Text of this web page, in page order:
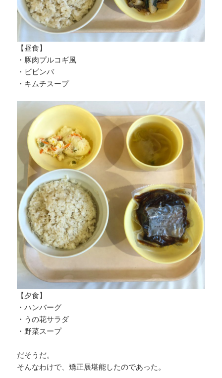
【昼食】
・豚肉プルコギ風
・ビビンバ
・キムチスープ
【夕食】
・ハンバーグ
・うの花サラダ
・野菜スープ
だそうだ。
そんなわけで、矯正展堪能したのであった。